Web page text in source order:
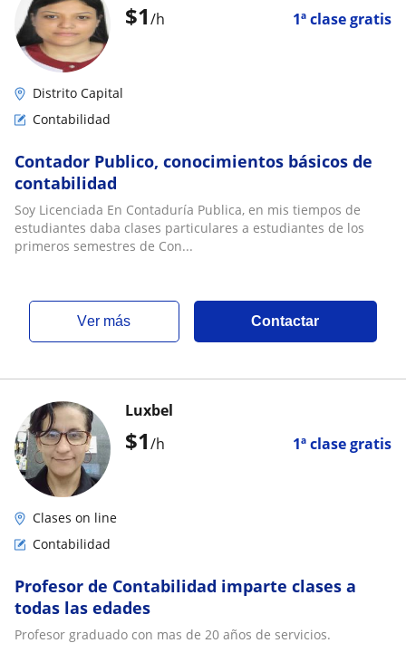
$1/h 1ª clase gratis
Distrito Capital
Contabilidad
Contador Publico, conocimientos básicos de
contabilidad
Soy Licenciada En Contaduría Publica, en mis tiempos de
estudiantes daba clases particulares a estudiantes de los
primeros semestres de Con...
ver más Contactar
$1/h 1ª clase gratis
Luxbel
Clases on line
Contabilidad
Profesor de Contabilidad imparte clases a
todas las edades
Profesor graduado con mas de 20 años de servicios.